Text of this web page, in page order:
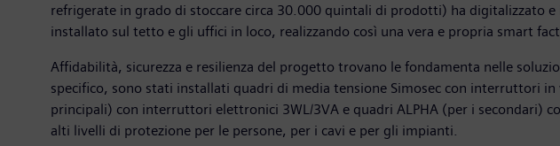
refrigerate in grado di stoccare circa 30.000 quintali di prodotti) ha digitalizzato
installato sul tetto e gli uffici in loco, realizzando così una vera e propria smart
Affidabilità, sicurezza e resilienza del progetto trovano le fondamenta nelle
specifico, sono stati installati quadri di media tensione Simosec con interruttori
principali) con interruttori elettronici 3WL/3VA e quadri ALPHA (per i secondari)
alti livelli di protezione per le persone, per i cavi e per gli impianti.